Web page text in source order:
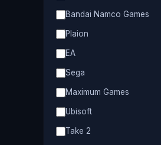
Bandai Namco Games
Plaion
EA
Sega
Maximum Games
Ubisoft
Take 2